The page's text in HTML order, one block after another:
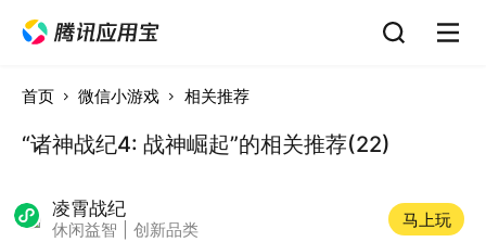
首页 微信小游戏 相关推荐
“诸神战纪4: 战神崛起”的相关推荐(22)
凌霄战纪
休闲益智 创新品类
马上玩